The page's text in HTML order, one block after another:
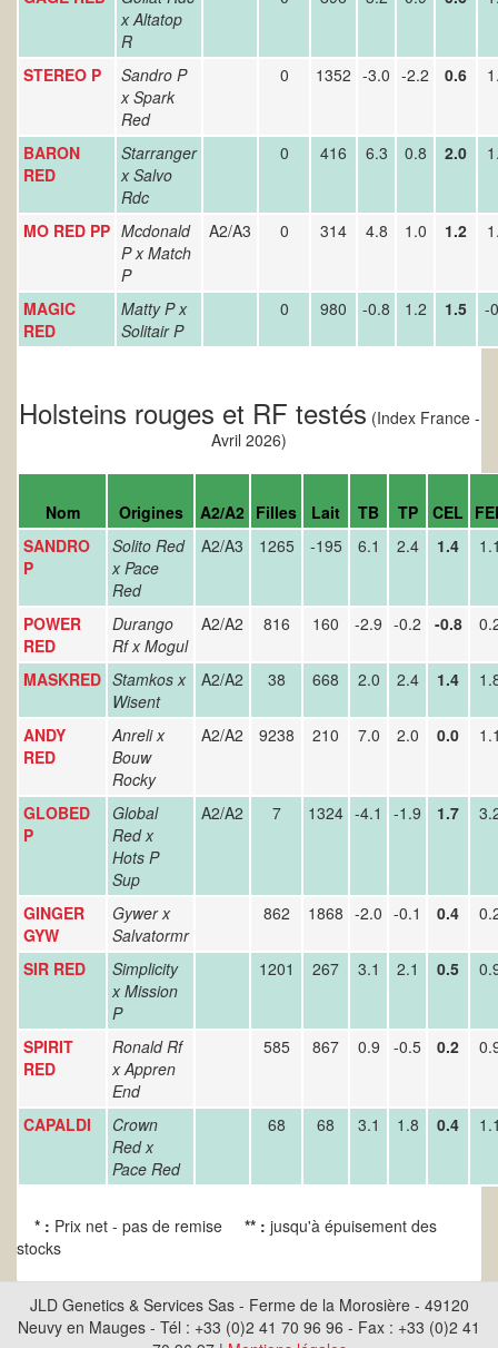
x Altatop
R
STEREO P
Sandro P
x Spark
Red
0 1352 -3.0 -2.2 0.6
BARON
RED
Starranger
x Salvo
Rdc
0 416 6.3 0.8 2.0
MO RED PP Mcdonald
P x Match
P
A2/A3 0 314 4.8 1.0 1.2
MAGIC
RED
Matty P x
Solitair P
0 980 -0.8 1.2 1.5 -
Holsteins rouges et RF testés (Index France -
Avril 2026)
Nom Origines A2/A2 Filles Lait TB TP CEL
SANDRO
P
Solito Red
x Pace
Red
A2/A3 1265 -195 6.1 2.4 1.4
POWER
RED
Durango
Rf x Mogul
A2/A2 816 160 -2.9 -0.2 -0.8
MASKRED Stamkos x
Wisent
A2/A2 38 668 2.0 2.4 1.4
ANDY
RED
Anreli x
Bouw
Rocky
A2/A2 9238 210 7.0 2.0 0.0
GLOBED
P
Global
Red x
Hots P
Sup
A2/A2 7 1324 -4.1 -1.9 1.7
GINGER
GYW
Gywer x
Salvatormr
862 1868 -2.0 -0.1 0.4
SIR RED
Simplicity
x Mission
P
1201 267 3.1 2.1 0.5
SPIRIT
RED
Ronald Rf
x Appren
End
585 867 0.9 -0.5 0.2
CAPALDI
Crown
Red x
Pace Red
68 68 3.1 1.8 0.4
* : Prix net - pas de remise ** : jusqu'à épuisement des
stocks
JLD Genetics & Services Sas - Ferme de la Morosière - 49120
Neuvy en Mauges - Tél : +33 (0)2 41 70 96 96 - Fax : +33 (0)2 41